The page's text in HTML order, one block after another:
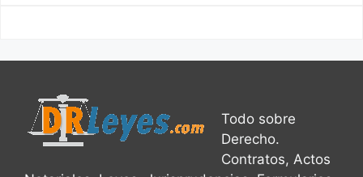
Reapertura de debates
Rectificación Actas del Estado Civil
Todo sobre
Derecho.
Contratos, Actos